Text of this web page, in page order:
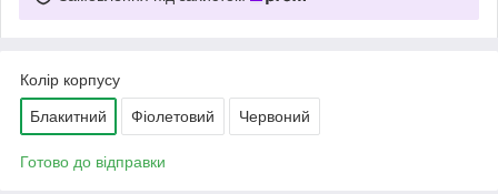
Колір корпусу
Блакитний Фіолетовий Червоний
Готово до відправки